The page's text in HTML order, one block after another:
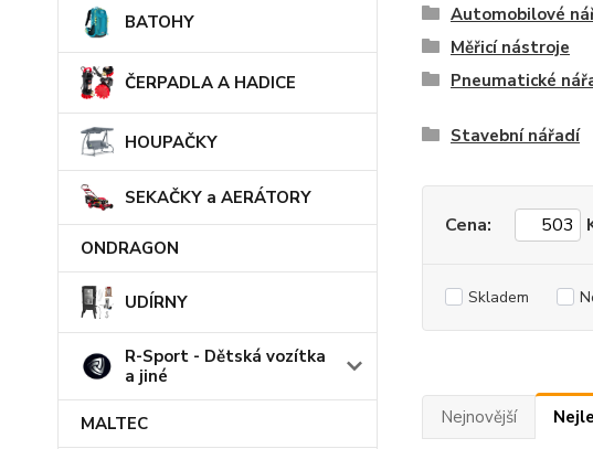
BATOHY
ČERPADLA A HADICE
HOUPAČKY
SEKAČKY a AERÁTORY
ONDRAGON
UDÍRNY
R-Sport - Dětská vozítka
a jiné
MALTEC
Automobilové
Měřicí nástroje
Pneumatické
Stavební nářadí
Cena:
Skladem
Nejnovější